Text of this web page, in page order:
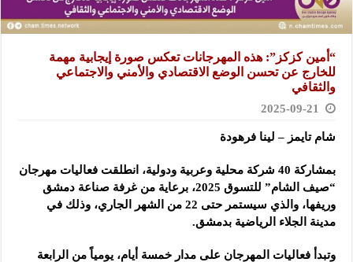
“أمين كزكز”: هذه المهرجانات تعكس صورة إيجابية مهمة
للخارج عن تحسن الوضع الاقتصادي والأمني والاجتماعي
والثقافي
2025-09-21
شام تايمز – لينا فرهودة
بمشاركة 40 شركة محلية وعربية ودولية، انطلقت فعاليات مهرجان
“صيف الشام” للتسوق 2025، برعاية من غرفة صناعة دمشق
وريفها، والذي سيستمر حتى 22 من الشهر الجاري، وذلك في
مدينة الجلاء الرياضية بدمشق.
وتبدأ فعاليات المهرجان على مدار خمسة أيام، يومياً من الرابعة